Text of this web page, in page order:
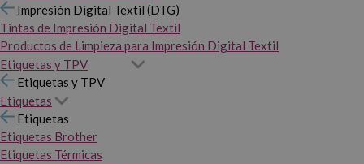
Impresión Digital Textil (DTG)
Tintas de Impresión Digital Textil
Productos de Limpieza para Impresión Digital Textil
Etiquetas y TPV
Etiquetas y TPV
Etiquetas
Etiquetas
Etiquetas Brother
Etiquetas Térmicas